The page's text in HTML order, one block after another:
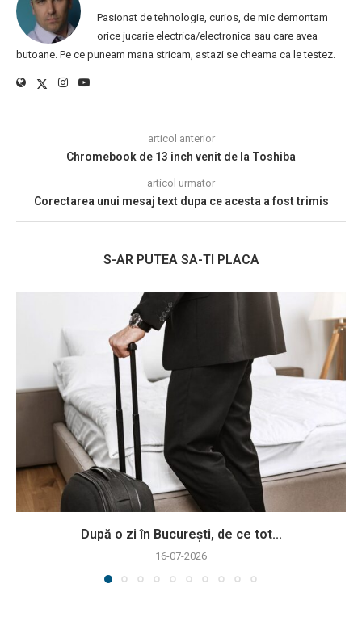
Pasionat de tehnologie, curios, de mic demontam
orice jucarie electrica/electronica sau care avea
butoane. Pe ce puneam mana stricam, astazi se cheama ca le testez.
articol anterior
Chromebook de 13 inch venit de la Toshiba
articol urmator
Corectarea unui mesaj text dupa ce acesta a fost trimis
S-AR PUTEA SA-TI PLACA
După o zi în București, de ce tot...
16-07-2026